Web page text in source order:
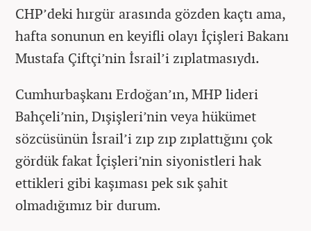
CHP’deki hırgür arasında gözden kaçtı ama,
hafta sonunun en keyifli olayı İçişleri Bakanı
Mustafa Çiftçi’nin İsrail’i zıplatmasıydı.
Cumhurbaşkanı Erdoğan’ın, MHP lideri
Bahçeli’nin, Dışişleri’nin veya hükümet
sözcüsünün İsrail’i zıp zıp zıplattığını çok
gördük fakat İçişleri’nin siyonistleri hak
ettikleri gibi kaşıması pek sık şahit
olmadığımız bir durum.